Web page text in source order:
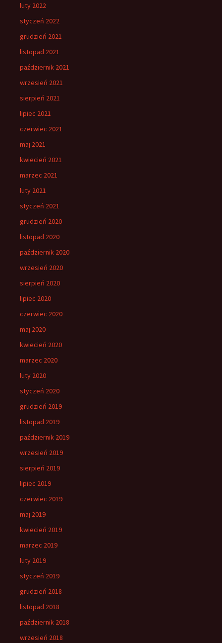
luty 2022
styczeń 2022
grudzień 2021
listopad 2021
październik 2021
wrzesień 2021
sierpień 2021
lipiec 2021
czerwiec 2021
maj 2021
kwiecień 2021
marzec 2021
luty 2021
styczeń 2021
grudzień 2020
listopad 2020
październik 2020
wrzesień 2020
sierpień 2020
lipiec 2020
czerwiec 2020
maj 2020
kwiecień 2020
marzec 2020
luty 2020
styczeń 2020
grudzień 2019
listopad 2019
październik 2019
wrzesień 2019
sierpień 2019
lipiec 2019
czerwiec 2019
maj 2019
kwiecień 2019
marzec 2019
luty 2019
styczeń 2019
grudzień 2018
listopad 2018
październik 2018
wrzesień 2018